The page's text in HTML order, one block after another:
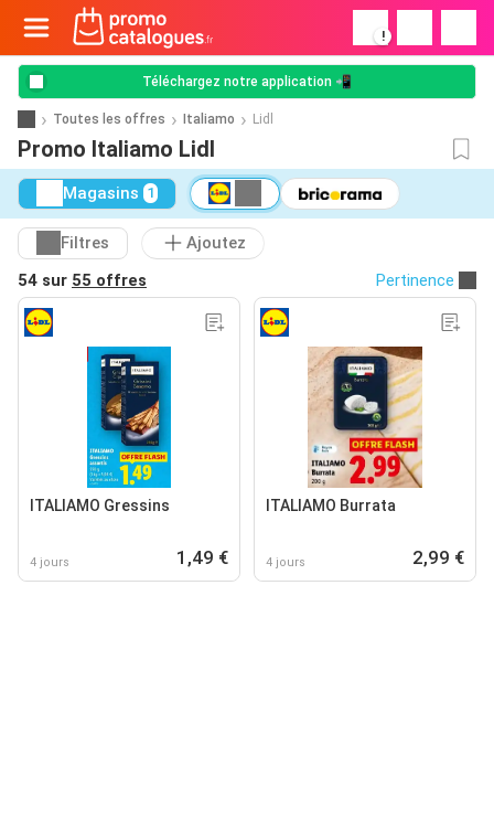
!
Téléchargez notre application 📲
Toutes les offres Italiamo Lidl
Promo Italiamo Lidl
Magasins 1
Filtres
Ajoutez
54 sur 55 offres Pertinence
ITALIAMO Gressins
4 jours 1,49 €
ITALIAMO Burrata
4 jours 2,99 €